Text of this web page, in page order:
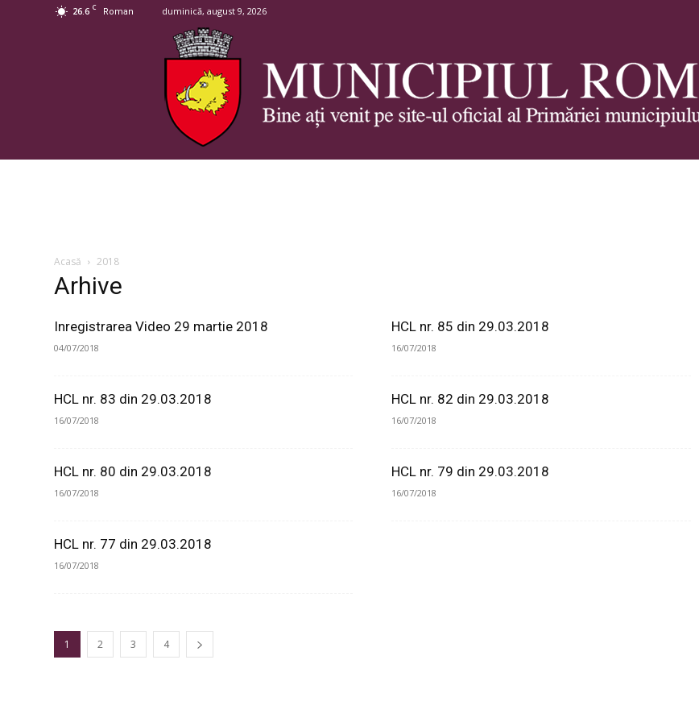
26.6 C Roman duminică, august 9, 2026
Acasă 2018
Arhive
Inregistrarea Video 29 martie 2018
04/07/2018
HCL nr. 85 din 29.03.2018
16/07/2018
HCL nr. 83 din 29.03.2018
16/07/2018
HCL nr. 82 din 29.03.2018
16/07/2018
HCL nr. 80 din 29.03.2018
16/07/2018
HCL nr. 79 din 29.03.2018
16/07/2018
HCL nr. 77 din 29.03.2018
16/07/2018
1 2 3 4